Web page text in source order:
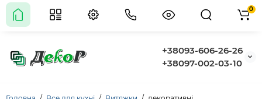
+38093-606-26-26
+38097-002-03-10
0